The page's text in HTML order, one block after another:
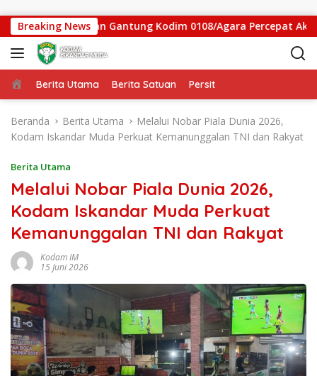
Breaking News
Jembatan Gantung Kodim 0108/Agara Percepat Akses
Beranda
Berita Utama Berita Satuan Persit
Beranda Berita Utama
Melalui Nobar Piala Dunia 2026,
Kodam Iskandar Muda Perkuat Kemanunggalan TNI dan Rakyat
Berita Utama
Melalui Nobar Piala Dunia 2026,
Kodam Iskandar Muda Perkuat
Kemanunggalan TNI dan Rakyat
Kodam IM
15 Juni 2026